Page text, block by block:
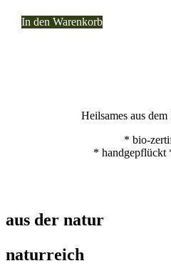
In den Warenkorb
Heilsames aus
* bio-
*
aus der natur
naturreich